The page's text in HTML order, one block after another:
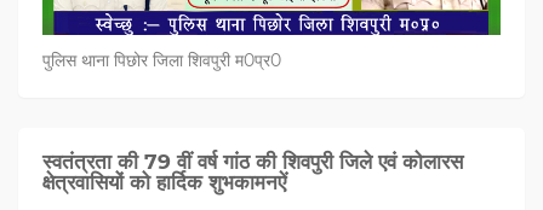
पुलिस थाना पिछोर जिला शिवपुरी म0प्र0
स्वतंत्रता की 79 वीं वर्ष गांठ की शिवपुरी जिले एवं कोलारस
क्षेत्रवासियों को हार्दिक शुभकामनऐं